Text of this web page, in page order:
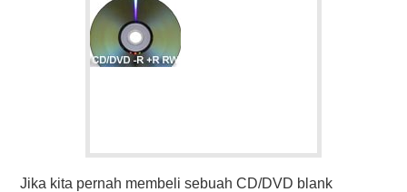
Jika kita pernah membeli sebuah CD/DVD blank